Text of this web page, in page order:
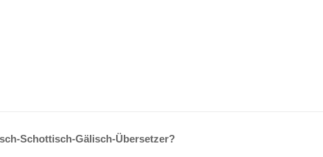
Schottisch-Gälisch-Übersetzer?